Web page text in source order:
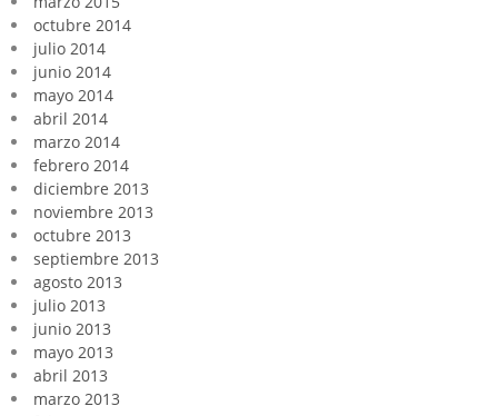
octubre 2014
julio 2014
junio 2014
mayo 2014
abril 2014
marzo 2014
febrero 2014
diciembre 2013
noviembre 2013
octubre 2013
septiembre 2013
agosto 2013
julio 2013
junio 2013
mayo 2013
abril 2013
marzo 2013